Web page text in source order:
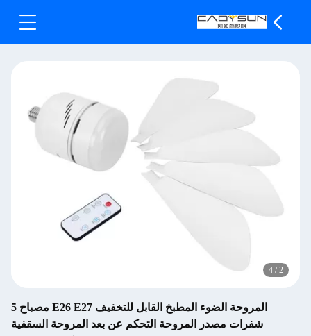
/
المروحة الضوء المطبخ القابل للتخفيف E26 E27 مصباح 5
شفرات مصدر المروحة التحكم عن بعد المروحة السقفية